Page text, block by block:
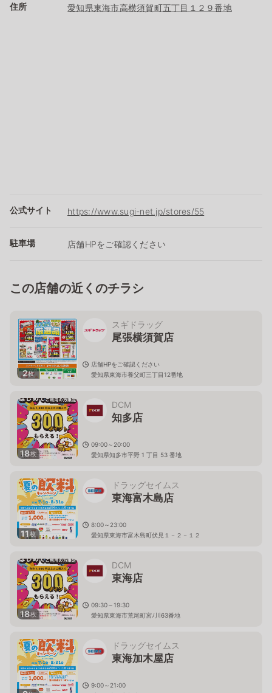
住所 愛知県東海市高横須賀町五丁目１２９番地
公式サイト https://www.sugi-net.jp/stores/55
駐車場 店舗HPをご確認ください
この店舗の近くのチラシ
2枚
スギドラッグ
尾張横須賀店
店舗HPをご確認ください
愛知県東海市養父町三丁目12番地
18枚
DCM
知多店
09:00～20:00
愛知県知多市平野 1 丁目 53 番地
11枚
ドラッグセイムス
東海富木島店
8:00～23:00
愛知県東海市富木島町伏見１－２－１２
18枚
DCM
東海店
09:30～19:30
愛知県東海市荒尾町宮ﾉ川63番地
ドラッグセイムス
東海加木屋店
9:00～21:00